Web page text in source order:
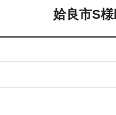
姶良市S